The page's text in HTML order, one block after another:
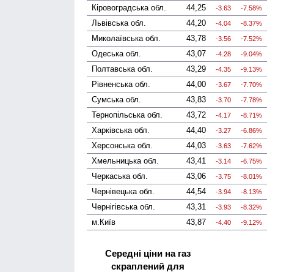
Кіровоградська обл. 44,25 -3.63 -7.58%
Львівська обл. 44,20 -4.04 -8.37%
Миколаївська обл. 43,78 -3.56 -7.52%
Одеська обл. 43,07 -4.28 -9.04%
Полтавська обл. 43,29 -4.35 -9.13%
Рівненська обл. 44,00 -3.67 -7.70%
Сумська обл. 43,83 -3.70 -7.78%
Тернопільська обл. 43,72 -4.17 -8.71%
Харківська обл. 44,40 -3.27 -6.86%
Херсонська обл. 44,03 -3.63 -7.62%
Хмельницька обл. 43,41 -3.14 -6.75%
Черкаська обл. 43,06 -3.75 -8.01%
Чернівецька обл. 44,54 -3.94 -8.13%
Чернігівська обл. 43,31 -3.93 -8.32%
м.Київ 43,87 -4.40 -9.12%
Середні ціни на газ
скраплений для